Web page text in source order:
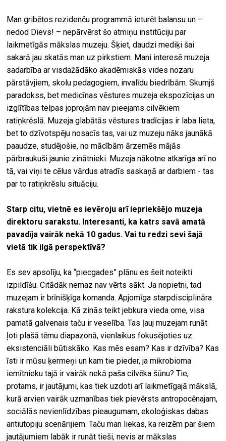
Man gribētos rezidenču programmā ieturēt balansu un –
nedod Dievs! – nepārvērst šo atmiņu institūciju par
laikmetīgās mākslas muzeju. Šķiet, daudzi mediķi šai
sakarā jau skatās man uz pirkstiem. Mani interesē muzeja
sadarbība ar visdažādāko akadēmiskās vides nozaru
pārstāvjiem, skolu pedagogiem, invalīdu biedrībām. Skumjš
paradokss, bet medicīnas vēstures muzeja ekspozīcijas un
izglītības telpas joprojām nav pieejams cilvēkiem
ratiņkrēslā. Muzeja glabātās vēstures tradīcijas ir laba lieta,
bet to dzīvotspēju nosacīs tas, vai uz muzeju nāks jaunākā
paaudze, studējošie, no mācībām ārzemēs mājās
pārbraukuši jaunie zinātnieki. Muzeja nākotne atkarīga arī no
tā, vai viņi te cēlus vārdus atradīs saskaņā ar darbiem - tas
par to ratiņkrēslu situāciju.
Starp citu, vietnē es ievēroju arī iepriekšējo muzeja
direktoru sarakstu. Interesanti, ka katrs savā amatā
pavadīja vairāk nekā 10 gadus. Vai tu redzi sevi šajā
vietā tik ilgā perspektīvā?
Es sev apsolīju, ka “piecgades” plānu es šeit noteikti
izpildīšu. Citādāk nemaz nav vērts sākt. Ja nopietni, tad
muzejam ir brīnišķīga komanda. Apjomīga starpdisciplināra
rakstura kolekcija. Kā zinās teikt jebkura vieda ome, visa
pamatā galvenais taču ir veselība. Tas ļauj muzejam runāt
ļoti plašā tēmu diapazonā, vienlaikus fokusējoties uz
eksistenciāli būtiskāko. Kas mēs esam? Kas ir dzīvība? Kas
īsti ir mūsu ķermeņi un kam tie pieder, ja mikrobioma
iemītnieku tajā ir vairāk nekā paša cilvēka šūnu? Tie,
protams, ir jautājumi, kas tiek uzdoti arī laikmetīgajā mākslā,
kurā arvien vairāk uzmanības tiek pievērsts antropocēnajam,
sociālās nevienlīdzības pieaugumam, ekoloģiskas dabas
antiutopiju scenārijiem. Taču man liekas, ka reizēm par šiem
jautājumiem labāk ir runāt tieši, nevis ar mākslas